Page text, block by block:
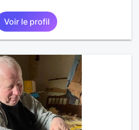
Voir le profil